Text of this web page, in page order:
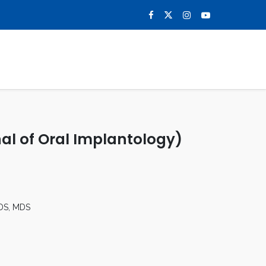
of Oral Implantology)
MDS